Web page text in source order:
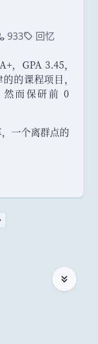
问量
933标签回忆
， GPA 3.45，
的课程项目，
然而保研前 0
， 一个离群点的
页